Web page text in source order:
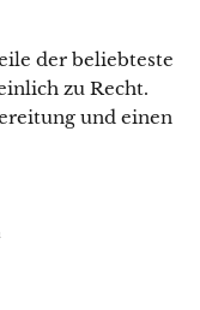
der beliebteste
zu Recht.
und einen